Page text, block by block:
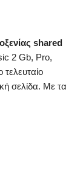
shared
2 Gb, Pro,
σελίδα. Με τα